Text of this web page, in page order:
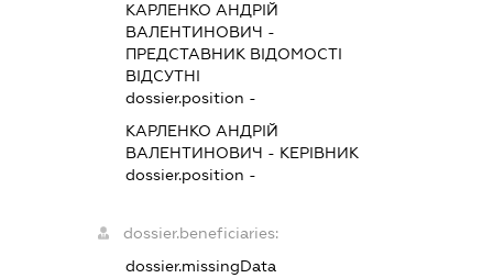
КАРЛЕНКО АНДРІЙ
ВАЛЕНТИНОВИЧ -
ПРЕДСТАВНИК ВІДОМОСТІ
ВІДСУТНІ
dossier.position -
КАРЛЕНКО АНДРІЙ
ВАЛЕНТИНОВИЧ - КЕРІВНИК
dossier.position -
dossier.beneficiaries:
dossier.missingData